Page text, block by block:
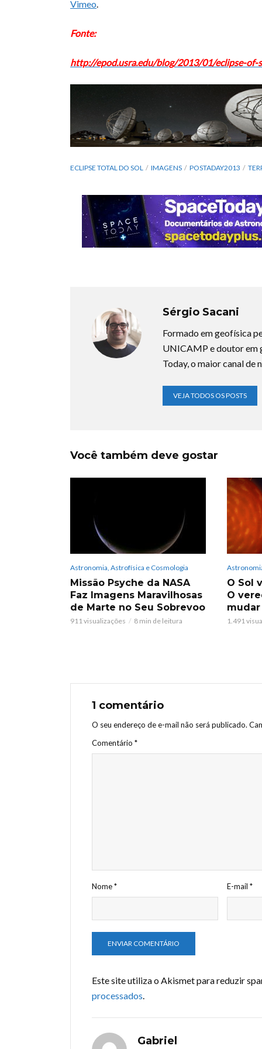
Vimeo.
Fonte:
http://epod.usra.edu/blog/2013/01/eclipse-
ECLIPSE TOTAL DO SOL IMAGENS POSTADAY2013
Sérgio Sacani
Formado em geofísica
UNICAMP e doutor em
Today, o maior canal
VEJA TODOS OS POSTS
Você também deve gostar
Astronomia, Astrofísica e Cosmologia
Missão Psyche da NASA
Faz Imagens Maravilhosas
de Marte no Seu Sobrevoo
911 visualizações 8 min de leitura
O Sol
O
mudar
1.491
1 comentário
O seu endereço de e-mail não será publicado.
Comentário *
Nome* E-mail*
Este site utiliza o Akismet para reduzir
processados
Gabriel